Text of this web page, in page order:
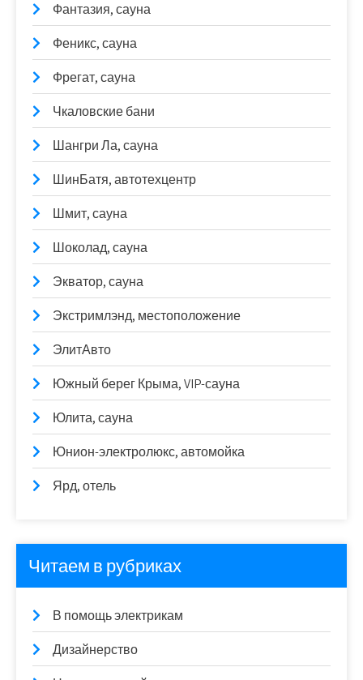
Фантазия, сауна
Феникс, сауна
Фрегат, сауна
Чкаловские бани
Шангри Ла, сауна
ШинБатя, автотехцентр
Шмит, сауна
Шоколад, сауна
Экватор, сауна
Экстримлэнд, местоположение
ЭлитАвто
Южный берег Крыма, VIP-сауна
Юлита, сауна
Юнион-электролюкс, автомойка
Ярд, отель
Читаем в рубриках
В помощь электрикам
Дизайнерство